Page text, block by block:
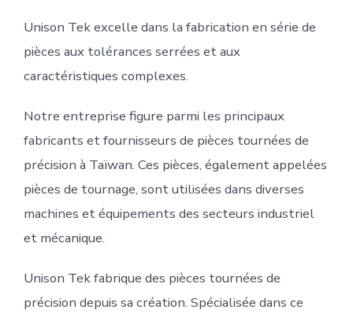
Unison Tek excelle dans la fabrication en série de
pièces aux tolérances serrées et aux
caractéristiques complexes.
Notre entreprise figure parmi les principaux
fabricants et fournisseurs de pièces tournées de
précision à Taïwan. Ces pièces, également appelées
pièces de tournage, sont utilisées dans diverses
machines et équipements des secteurs industriel
et mécanique.
Unison Tek fabrique des pièces tournées de
précision depuis sa création. Spécialisée dans ce